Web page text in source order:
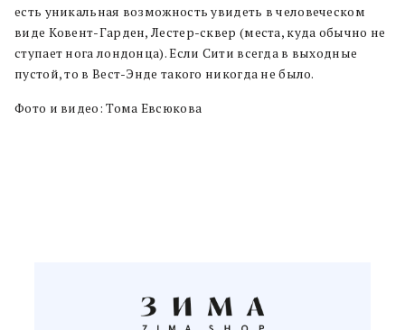
есть уникальная возможность увидеть в человеческом
виде Ковент-Гарден, Лестер-сквер (места, куда обычно не
ступает нога лондонца). Если Сити всегда в выходные
пустой, то в Вест-Энде такого никогда не было.
Фото и видео: Тома Евсюкова